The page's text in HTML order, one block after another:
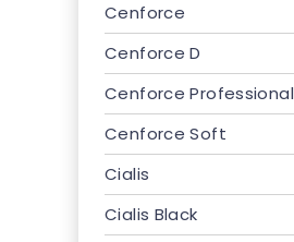
Cenforce
Cenforce D
Cenforce Professional
Cenforce Soft
Cialis
Cialis Black